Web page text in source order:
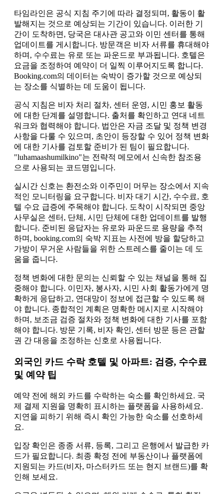
타임라인은 공식 지침 주기에 따라 결정되며, 활동이 활
발해지는 것으로 예상되는 기간이 있습니다. 이러한 기
간이 도착하면, 당국은 대사관 공고와 이민 센터를 통해
업데이트를 게시합니다. 방문객은 비자 서류를 휴대해야
하며, 수수료는 유로 또는 파운드로 부과됩니다. 호텔은
요금을 조정하여 예약이 더 일찍 이루어지도록 합니다.
Booking.com의 데이터는 숙박이 증가할 것으로 예상되
는 장소를 식별하는 데 도움이 됩니다.
공식 지침은 비자 처리 절차, 센터 운영, 시민 홍보 활동
에 대한 단계를 설명합니다. 출처를 확인하고 연대 네트
워크와 협력해야 합니다. 법안은 자금 조달 및 정책 변경
사항을 다룰 수 있으며, 초안이 등장할 수 있어 정책 변화
에 대한 기사를 검토할 준비가 된 팀이 필요합니다.
"luhamaashumilkino"는 전략적 메모에서 신속한 참조용
으로 사용되는 코드명입니다.
실시간 신호는 환전소와 이주민이 머무는 장소에서 지속
적인 모니터링을 요구합니다. 비자 대기 시간, 수수료, 호
텔 수요 급증에 주목해야 합니다. 도착이 시작되면 중앙
사무실은 센터, 단체, 시민 단체에 대한 업데이트를 발행
합니다. 준비된 응답자는 유로와 파운드로 용량을 추적
하며, booking.com의 숙박 지표는 사전에 방을 할당하고
가방이 무거운 사람들을 위한 스트레스를 줄이는 데 도
움을 줍니다.
정책 변화에 대한 문의는 신뢰할 수 있는 채널을 통해 집
중해야 합니다. 이민자, 봉사자, 시민 사회 활동가에게 명
확하게 응답하고, 연대망이 정보에 접근할 수 있도록 해
야 합니다. 종합적인 계획은 명확한 메시지로 시작해야
하며, 보조금 검증 절차와 정책 변화에 대한 기사를 포함
해야 합니다. 방문 기록, 비자 확인, 센터 방문 등은 관할
권 간 대응을 조정하는 신호로 사용됩니다.
외국인 카드 수락 호텔 및 아파트: 검증, 수수료
및 예약 팁
예약 전에 해외 카드를 수락하는 숙소를 확인하세요. 국
제 결제 지원을 명확히 표시하는 플랫폼을 사용하세요.
지연을 피하기 위해 즉시 확인 가능한 숙소를 선호하세
요.
입장 확인은 종종 서류, 등록, 그리고 은행에서 발급한 카
드가 필요합니다. 최종 확정 전에 부동산이나 플랫폼에
지원되는 카드(비자, 마스터카드 또는 현지 브랜드)를 확
인해 보세요.